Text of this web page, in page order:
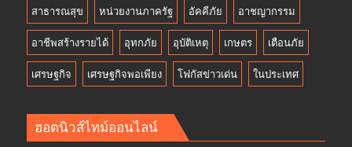
สาธารณสุข หน่วยงานภาครัฐ อัคคีภัย อาชญากรรม
อาชีพสร้างรายได้ อุทกภัย อุบัติเหตุ เกษตร เตือนภัย
เศรษฐกิจ เศรษฐกิจพอเพียง โฟกัสข่าวเด่น ในประเทศ
ฮอตนิวส์ไทม์ออนไลน์